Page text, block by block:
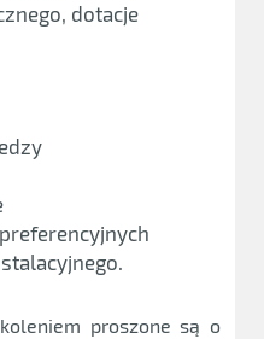
dotacje
proszone są o